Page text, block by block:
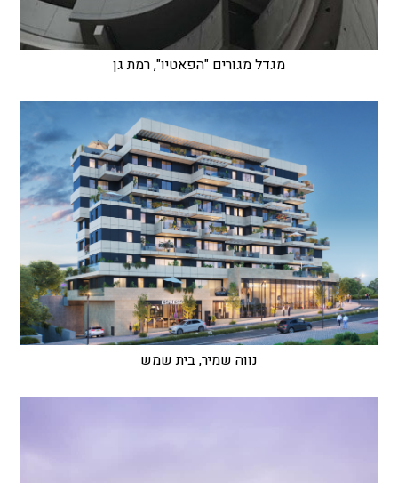
מגדל מגורים "הפאטיו", רמת גן
נווה שמיר, בית שמש